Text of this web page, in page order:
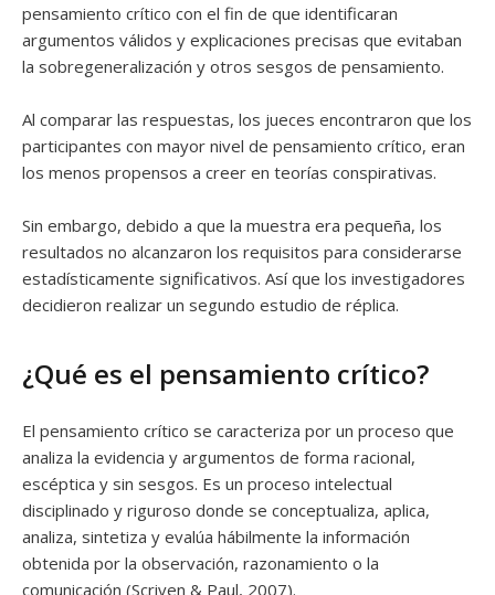
pensamiento crítico con el fin de que identificaran
argumentos válidos y explicaciones precisas que evitaban
la sobregeneralización y otros sesgos de pensamiento.
Al comparar las respuestas, los jueces encontraron que los
participantes con mayor nivel de pensamiento crítico, eran
los menos propensos a creer en teorías conspirativas.
Sin embargo, debido a que la muestra era pequeña, los
resultados no alcanzaron los requisitos para considerarse
estadísticamente significativos. Así que los investigadores
decidieron realizar un segundo estudio de réplica.
¿Qué es el pensamiento crítico?
El pensamiento crítico se caracteriza por un proceso que
analiza la evidencia y argumentos de forma racional,
escéptica y sin sesgos. Es un proceso intelectual
disciplinado y riguroso donde se conceptualiza, aplica,
analiza, sintetiza y evalúa hábilmente la información
obtenida por la observación, razonamiento o la
comunicación (Scriven & Paul, 2007).